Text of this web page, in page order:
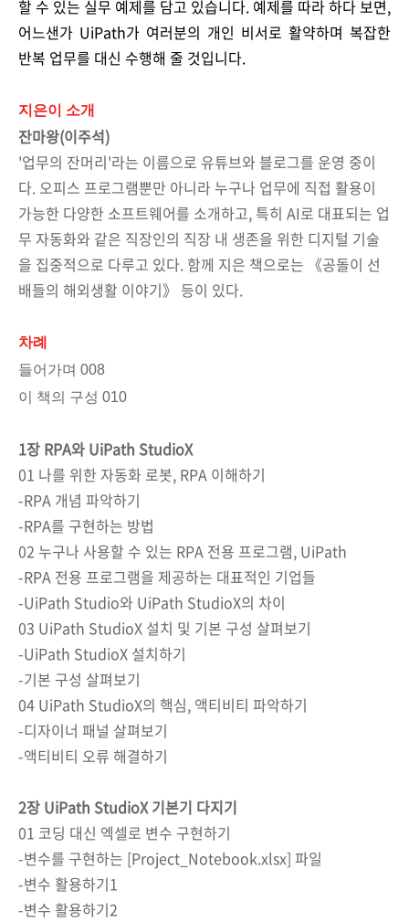
할 수 있는 실무 예제를 담고 있습니다. 예제를 따라 하다 보면,
어느샌가 UiPath가 여러분의 개인 비서로 활약하며 복잡한
반복 업무를 대신 수행해 줄 것입니다.
지은이 소개
잔마왕(이주석)
'업무의 잔머리'라는 이름으로 유튜브와 블로그를 운영 중이
다. 오피스 프로그램뿐만 아니라 누구나 업무에 직접 활용이
가능한 다양한 소프트웨어를 소개하고, 특히 AI로 대표되는 업
무 자동화와 같은 직장인의 직장 내 생존을 위한 디지털 기술
을 집중적으로 다루고 있다. 함께 지은 책으로는 《공돌이 선
배들의 해외생활 이야기》 등이 있다.
차례
들어가며 008
이 책의 구성 010
1장 RPA와 UiPath StudioX
01 나를 위한 자동화 로봇, RPA 이해하기
-RPA 개념 파악하기
-RPA를 구현하는 방법
02 누구나 사용할 수 있는 RPA 전용 프로그램, UiPath
-RPA 전용 프로그램을 제공하는 대표적인 기업들
-UiPath Studio와 UiPath StudioX의 차이
03 UiPath StudioX 설치 및 기본 구성 살펴보기
-UiPath StudioX 설치하기
-기본 구성 살펴보기
04 UiPath StudioX의 핵심, 액티비티 파악하기
-디자이너 패널 살펴보기
-액티비티 오류 해결하기
2장 UiPath StudioX 기본기 다지기
01 코딩 대신 엑셀로 변수 구현하기
-변수를 구현하는 [Project_Notebook.xlsx] 파일
-변수 활용하기1
-변수 활용하기2